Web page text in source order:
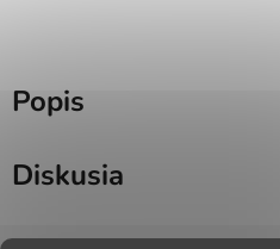
Popis
Diskusia
Z